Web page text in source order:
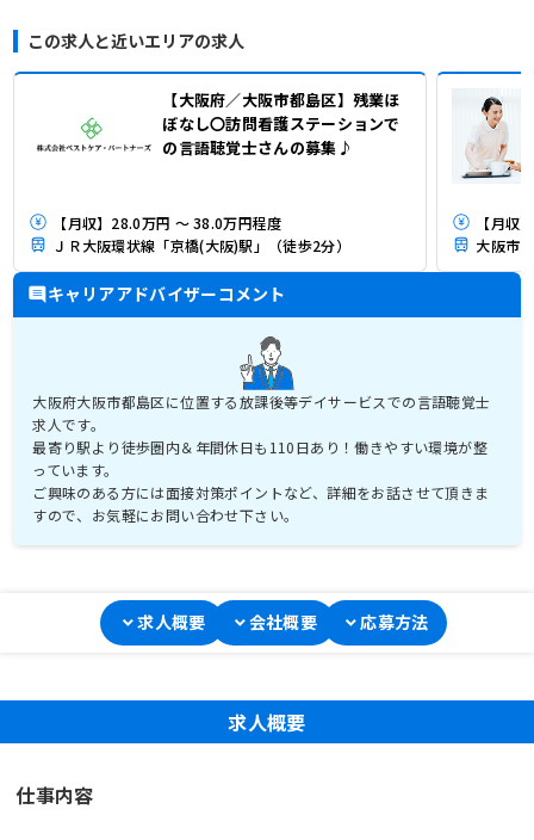
この求人と近いエリアの求人
【大阪府／大阪市都島区】残業ほ
ぼなし〇訪問看護ステーションで
の言語聴覚士さんの募集♪
【月収】28.0万円 ～ 38.0万円程度
ＪＲ大阪環状線「京橋(大阪)駅」（徒歩2分）
【月収
大阪市
キャリアアドバイザーコメント
大阪府大阪市都島区に位置する放課後等デイサービスでの言語聴覚士
求人です。
最寄り駅より徒歩圏内＆年間休日も110日あり！働きやすい環境が整
っています。
ご興味のある方には面接対策ポイントなど、詳細をお話させて頂きま
すので、お気軽にお問い合わせ下さい。
求人概要 会社概要 応募方法
求人概要
仕事内容